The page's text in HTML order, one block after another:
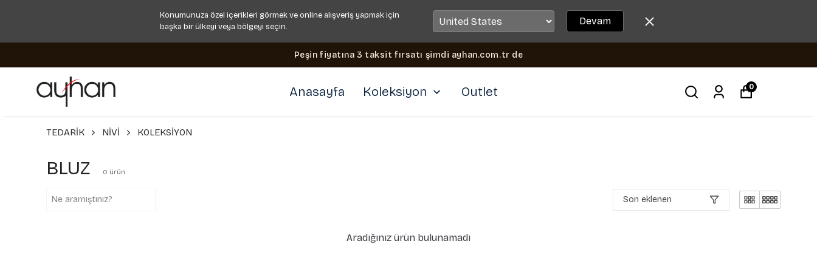
Konumunuza özel içerikleri görmek ve online alışveriş yapmak için
başka bir ülkeyi veya bölgeyi seçin.
Devam
Peşin fiyatına 3 taksit fırsatı şimdi ayhan.com.tr de
Anasayfa Koleksiyon Outlet 0
TEDARİK NİVİ KOLEKSİYON
BLUZ 0 ürün
Son eklenen
Aradığınız ürün bulunamadı